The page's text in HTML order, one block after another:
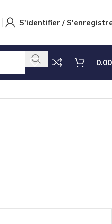
S'identifier /
0.00